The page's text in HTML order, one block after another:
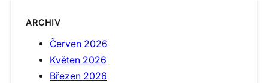
ARCHIV
Červen 2026
Květen 2026
Březen 2026